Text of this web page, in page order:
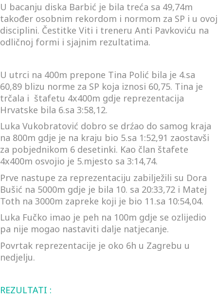
U bacanju diska Barbić je bila treća sa 49,74m
također osobnim rekordom i normom za SP i u ovoj
disciplini. Čestitke Viti i treneru Anti Pavkoviću na
odličnoj formi i sjajnim rezultatima.
U utrci na 400m prepone Tina Polić bila je 4.sa
60,89 blizu norme za SP koja iznosi 60,75. Tina je
trčala i štafetu 4x400m gdje reprezentacija
Hrvatske bila 6.sa 3:58,12.
Luka Vukobratović dobro se drźao do samog kraja
na 800m gdje je na kraju bio 5.sa 1:52,91 zaostavši
za pobjednikom 6 desetinki. Kao član štafete
4x400m osvojio je 5.mjesto sa 3:14,74.
Prve nastupe za reprezentaciju zabilježili su Dora
Bušić na 5000m gdje je bila 10. sa 20:33,72 i Matej
Toth na 3000m zapreke koji je bio 11.sa 10:54,04.
Luka Fučko imao je peh na 100m gdje se ozlijedio
pa nije mogao nastaviti dalje natjecanje.
Povrtak reprezentacije je oko 6h u Zagrebu u
nedjelju.
REZULTATI :